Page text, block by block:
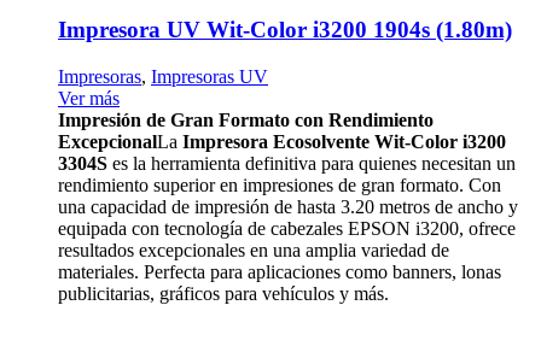
Impresora UV Wit-Color i3200 1904s (1.80m)
Impresoras, Impresoras UV
Ver más
Impresión de Gran Formato con Rendimiento
ExcepcionalLa Impresora Ecosolvente Wit-Color i3200
3304S es la herramienta definitiva para quienes necesitan un
rendimiento superior en impresiones de gran formato. Con
una capacidad de impresión de hasta 3.20 metros de ancho y
equipada con tecnología de cabezales EPSON i3200, ofrece
resultados excepcionales en una amplia variedad de
materiales. Perfecta para aplicaciones como banners, lonas
publicitarias, gráficos para vehículos y más.